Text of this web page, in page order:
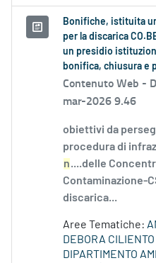
Bonifiche, istituita
per la discarica
un presidio
bonifica, chiusura e
Contenuto Web -
mar-2026 9.46
obiettivi da
procedura di
n....delle
Contaminazione-
discarica...
Aree Tematiche:
DEBORA CILIENTO
DIPARTIMENTO